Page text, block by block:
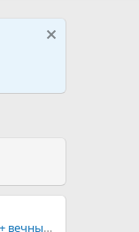
сайта - ssylki (2022)